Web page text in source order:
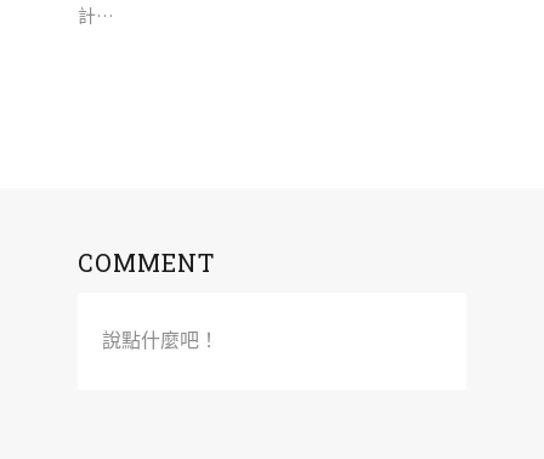
計…
COMMENT
說點什麼吧！